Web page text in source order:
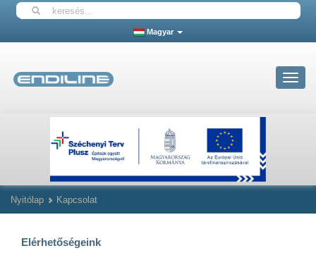
Magyar
Toggle
Nyitólap Kapcsolat
Elérhetőségeink